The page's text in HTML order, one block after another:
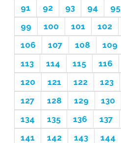
91
92 93 94 95
99
100 101 102
106
107 108 109
113
114 115 116
120
121 122 123
127
128 129 130
134
135 136 137
141
142 143 144